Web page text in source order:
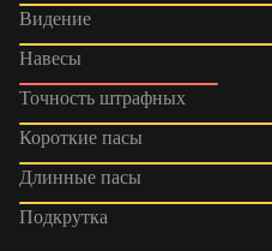
Видение
Навесы
Точность штрафных
Короткие пасы
Длинные пасы
Подкрутка